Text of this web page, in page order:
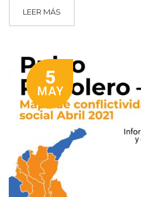
LEER MÁS
5
MAY